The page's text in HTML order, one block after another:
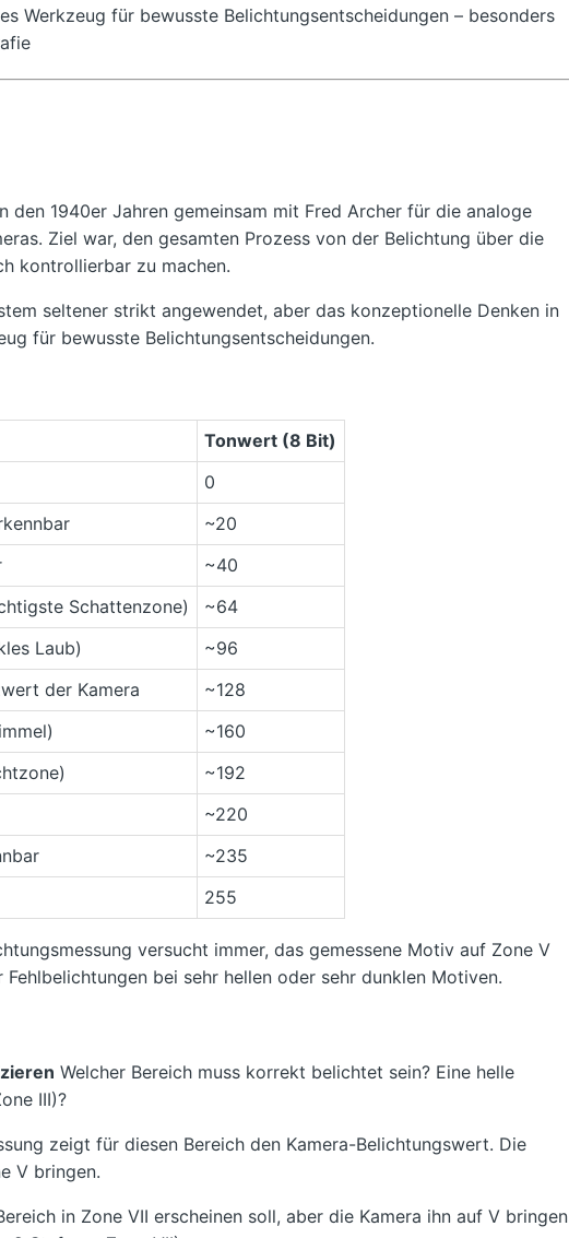
Werkzeug für bewusste Belichtungsentscheidungen – besonders
den 1940er Jahren gemeinsam mit Fred Archer für die analoge
Ziel war, den gesamten Prozess von der Belichtung über die
kontrollierbar zu machen.
seltener strikt angewendet, aber das konzeptionelle Denken in
für bewusste Belichtungsentscheidungen.
Tonwert (8 Bit)
0
~20
~40
Schattenzone)
~64
Laub)
~96
der Kamera
~128
~160
~192
~220
~235
255
versucht immer, das gemessene Motiv auf Zone V
bei sehr hellen oder sehr dunklen Motiven.
Welcher Bereich muss korrekt belichtet sein? Eine helle
III)?
zeigt für diesen Bereich den Kamera-Belichtungswert. Die
V bringen.
in Zone VII erscheinen soll, aber die Kamera ihn auf V bringen